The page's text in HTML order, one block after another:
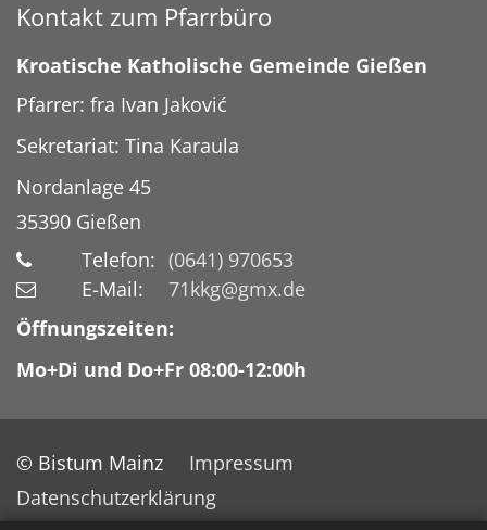
Kontakt zum Pfarrbüro
Kroatische Katholische Gemeinde Gießen
Pfarrer: fra Ivan Jaković
Sekretariat: Tina Karaula
Nordanlage 45
35390 Gießen
Telefon: (0641) 970653
E-Mail:
71kkg@gmx.de
Öffnungszeiten:
Mo+Di und Do+Fr 08:00-12:00h
© Bistum Mainz
Impressum
Datenschutzerklärung